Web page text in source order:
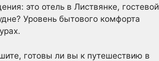
это отель в Листвянке, гостевой
Уровень бытового комфорта
готовы ли вы к путешествию в